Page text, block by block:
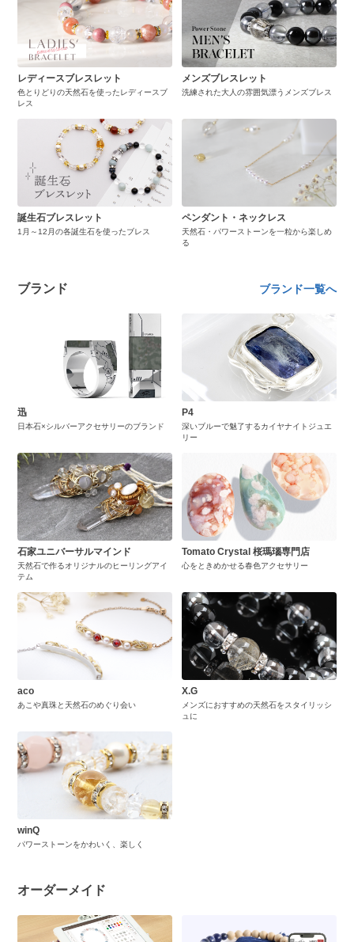
レディースブレスレット
色とりどりの天然石を使ったレディースブ
レス
メンズブレスレット
洗練された大人の雰囲気漂うメンズブレス
誕生石ブレスレット
1月～12月の各誕生石を使ったブレス
ペンダント・ネックレス
天然石・パワーストーンを一粒から楽しめ
る
ブランド ブランド一覧へ
迅
日本石×シルバーアクセサリーのブランド
P4
深いブルーで魅了するカイヤナイトジュエ
リー
石家ユニバーサルマインド
天然石で作るオリジナルのヒーリングアイ
テム
Tomato Crystal 桜瑪瑙専門店
心をときめかせる春色アクセサリー
aco
あこや真珠と天然石のめぐり会い
X.G
メンズにおすすめの天然石をスタイリッシ
ュに
winQ
パワーストーンをかわいく、楽しく
オーダーメイド